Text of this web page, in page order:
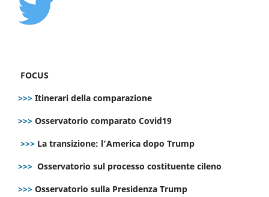
FOCUS
>>> Itinerari della comparazione
>>> Osservatorio comparato Covid19
>>> La transizione: l’America dopo Trump
>>> Osservatorio sul processo costituente cileno
>>> Osservatorio sulla Presidenza Trump